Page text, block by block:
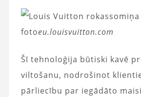
fotoeu.louisvuitton.com
Šī tehnoloģija būtiski kavē
viltošanu, nodrošinot
pārliecību par iegādāto